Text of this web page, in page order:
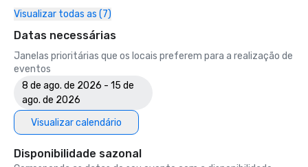
2023
•	Conde Nast Traveller Top Hotel
Visualizar todas as (7)
Datas necessárias
Janelas prioritárias que os locais preferem para a realização de
eventos
8 de ago. de 2026 - 15 de
ago. de 2026
Visualizar calendário
Disponibilidade sazonal